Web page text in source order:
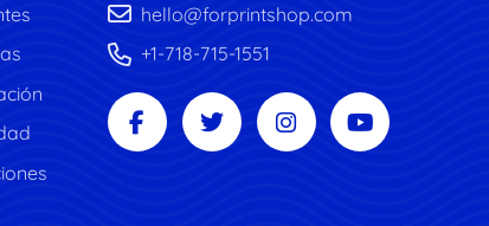
hello@forprintshop.com
+1-718-715-1551